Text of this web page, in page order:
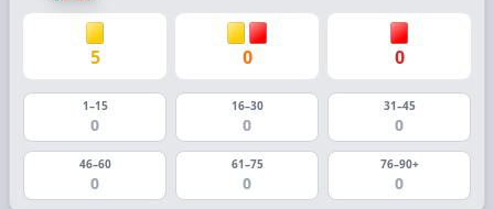
5 0 0
1–15
0
16–30
0
31–45
0
46–60
0
61–75
0
76–90+
0